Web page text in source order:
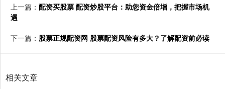
上一篇： 配资买股票 配资炒股平台：助您资金倍增，把握市场机
遇
下一篇： 股票正规配资网 股票配资风险有多大？了解配资前必读
相关文章